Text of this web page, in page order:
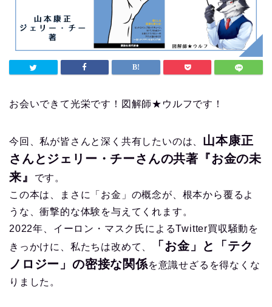
お会いできて光栄です！図解師★ウルフです！
今回、私が皆さんと深く共有したいのは、 山本康正
さんとジェリー・チーさんの共著『お金の未
来』
です。
この本は、まさに「お金」の概念が、根本から覆るよ
うな、衝撃的な体験を与 えてくれます。
2022年、イーロン・マスク氏によるTwitter買収騒動を
きっかけに、私たちは改めて、
「お金」と「テク
ノロジー」の密接な関係を意識せざるを得なくな
りました。